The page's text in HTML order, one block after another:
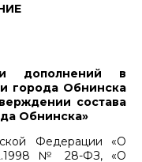
дополнений в
города Обнинска
состава
Обнинска»
Федерации «О
№ 28-ФЗ, «О